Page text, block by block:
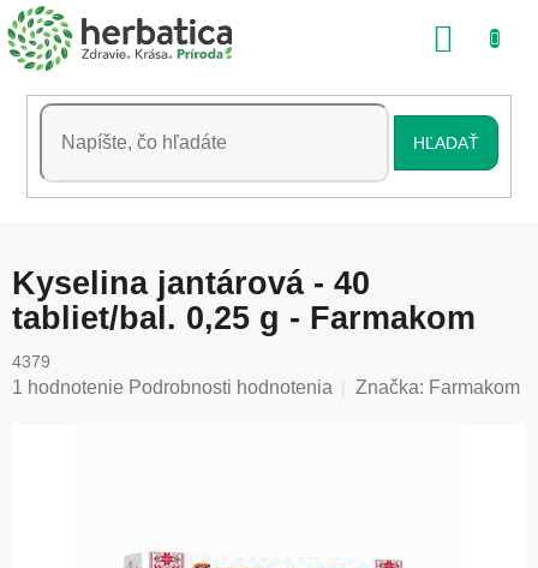
Prejsť
na
obsah
HĽADAŤ
Kyselina jantárová - 40
tabliet/bal. 0,25 g - Farmakom
4379
Priemerné
1 hodnotenie Podrobnosti hodnotenia Značka: Farmakom